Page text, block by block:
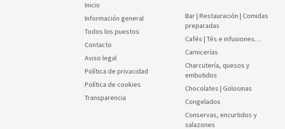
Inicio
Información general
Todos los puestos
Contacto
Aviso legal
Política de privacidad
Política de cookies
Transparencia
Bar | Restauración | Comidas
preparadas
Cafés | Tés e infusiones…
Carnicerías
Charcutería, quesos y
embutidos
Chocolates | Golosinas
Congelados
Conservas, encurtidos y
salazones